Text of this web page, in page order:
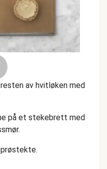
av hvitløken med
på et stekebrett med